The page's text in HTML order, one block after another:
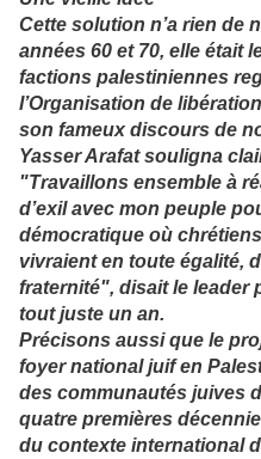
Cette solution n’a rien de
années 60 et 70, elle était
factions palestiniennes
l’Organisation de
son fameux discours de
Yasser Arafat souligna
"Travaillons ensemble à
d’exil avec mon peuple
démocratique où
vivraient en toute égalité,
fraternité", disait le leader
tout juste un an.
Précisons aussi que le
foyer national juif en
des communautés juives
quatre premières
du contexte international